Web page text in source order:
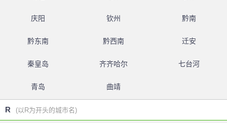
庆阳 钦州 黔南
黔东南 黔西南 迁安
秦皇岛 齐齐哈尔 七台河
青岛 曲靖
R (以R为开头的城市名)